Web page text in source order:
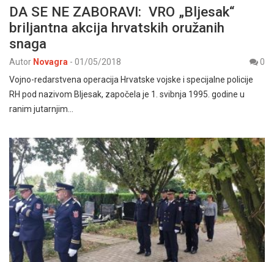
DA SE NE ZABORAVI: VRO „Bljesak“
briljantna akcija hrvatskih oružanih
snaga
Autor Novagra - 01/05/2018
0
Vojno-redarstvena operacija Hrvatske vojske i specijalne policije
RH pod nazivom Bljesak, započela je 1. svibnja 1995. godine u
ranim jutarnjim…